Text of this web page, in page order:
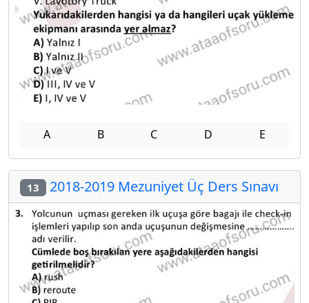
A B C D E
13 2018-2019 Mezuniyet Üç Ders Sınavı